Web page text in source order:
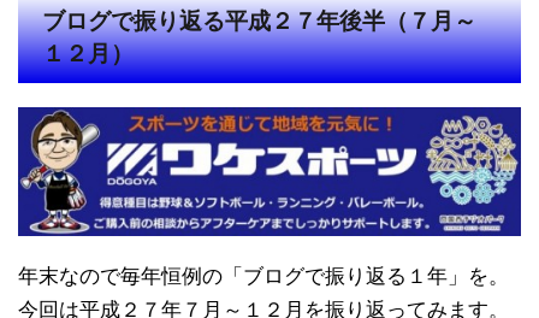
ブログで振り返る平成２７年後半（７月～
１２月）
年末なので毎年恒例の「ブログで振り返る１年」を。
今回は平成２７年７月～１２月を振り返ってみます。